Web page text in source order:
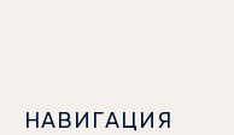
НАВИГАЦИЯ